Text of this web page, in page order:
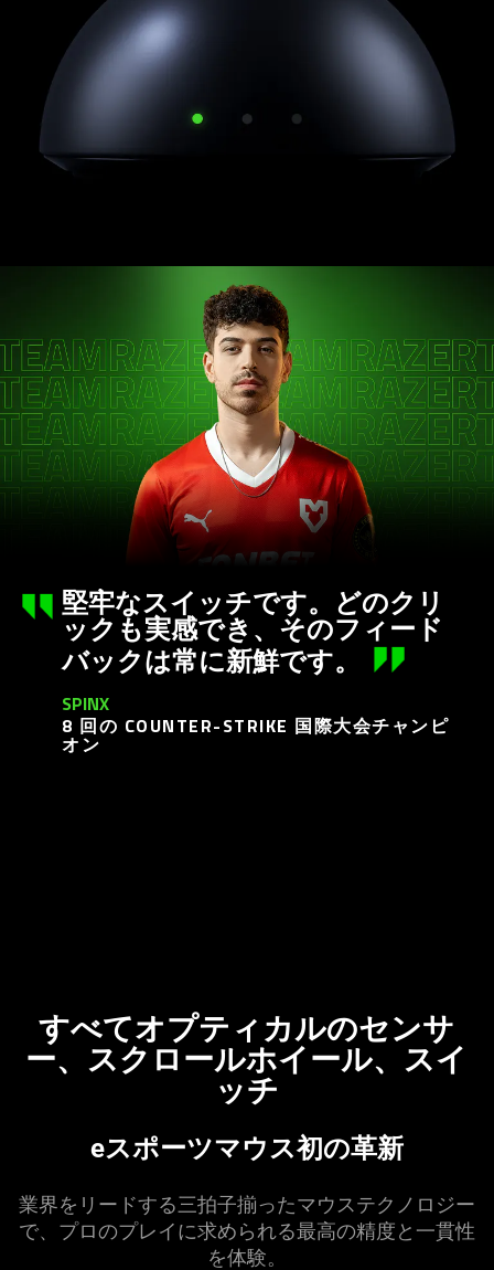
堅牢なスイッチです。どのクリ
ックも実感でき、そのフィード
バックは常に新鮮です。
SPINX
8 回の COUNTER-STRIKE 国際大会チャンピ
オン
すべてオプティカルのセンサ
ー、スクロールホイール、スイ
ッチ
eスポーツマウス初の革新
業界をリードする三拍子揃ったマウステクノロジー
で、プロのプレイに求められる最高の精度と一貫性
を体験。